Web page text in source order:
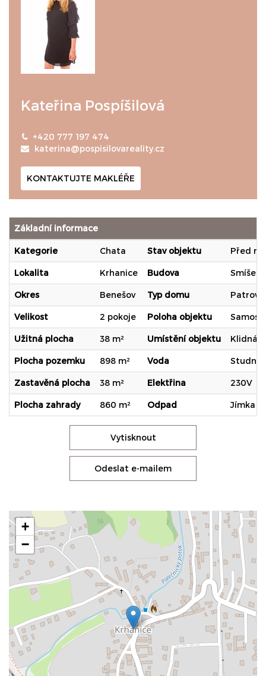
Kateřina Pospíšilová
+420 777 197 474
katerina@pospisilovareality.cz
KONTAKTUJTE MAKLÉŘE
Základní informace
Kategorie Chata Stav objektu Před
Lokalita Krhanice Budova Smíšená
Okres Benešov Typ domu Patrový
Velikost 2 pokoje Poloha objektu
Užitná plocha 38 m² Umístění objektu Klidná
Plocha pozemku 898 m² Voda Studna
Zastavěná plocha 38 m² Elektřina 230V
Plocha zahrady 860 m² Odpad Jímka
Vytisknout
Odeslat e-mailem
+
−